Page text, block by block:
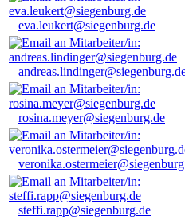
eva.leukert@siegenburg.de
rosina.meyer@siegenburg.de
steffi.rapp@siegenburg.de